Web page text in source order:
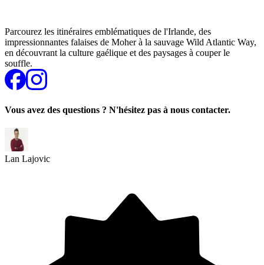
Parcourez les itinéraires emblématiques de l'Irlande, des
impressionnantes falaises de Moher à la sauvage Wild Atlantic Way,
en découvrant la culture gaélique et des paysages à couper le
souffle.
Vous avez des questions ? N'hésitez pas à nous contacter.
Lan Lajovic